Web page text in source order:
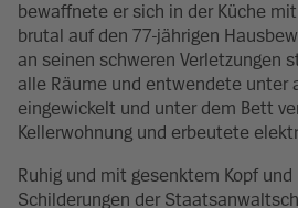
bewaffnete er sich in der Küche
brutal auf den 77-jährigen
an seinen schweren Verletzungen
alle Räume und entwendete unter
eingewickelt und unter dem Bett
Kellerwohnung und erbeutete
Ruhig und mit gesenktem Kopf
Schilderungen der